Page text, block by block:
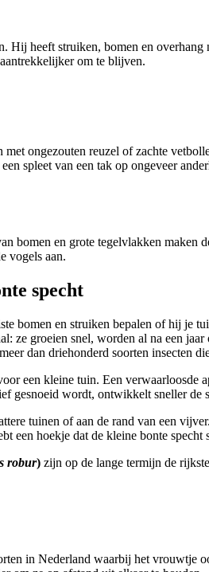
Hij heeft struiken, bomen en
om te blijven.
ongezouten reuzel of zachte
spleet van een tak op ongeveer
bomen en grote tegelvlakken
vogels aan.
specht
bomen en struiken bepalen of hij je
ze groeien snel, worden al na een
dan driehonderd soorten insecten
een kleine tuin. Een verwaarloosde
gesnoeid wordt, ontwikkelt sneller de
tuinen of aan de rand van een
een hoekje dat de kleine bonte specht
robur) zijn op de lange termijn de
in Nederland waarbij het vrouwtje